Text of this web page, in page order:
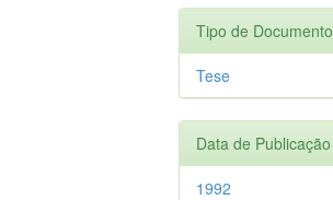
Tipo de Documento
Tese
Data de Publicação
1992